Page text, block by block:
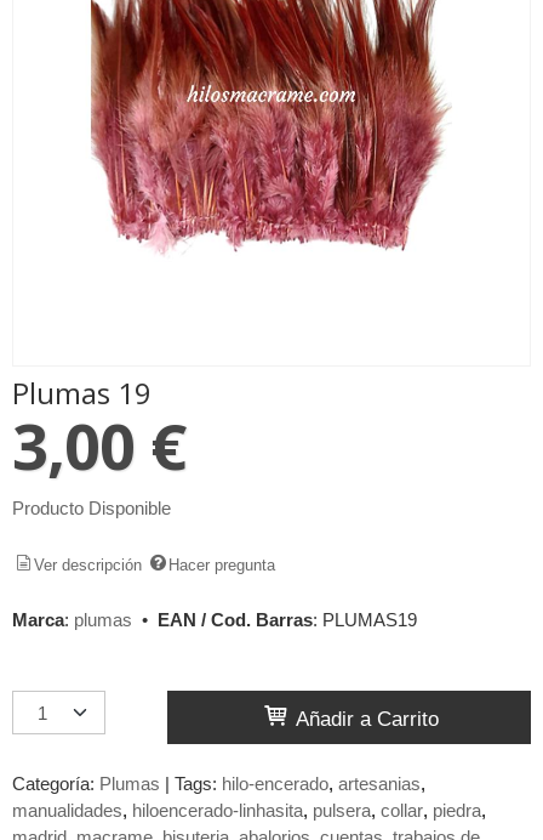
Plumas 19
3,00 €
Producto Disponible
Ver descripción Hacer pregunta
Marca: plumas • EAN / Cod. Barras: PLUMAS19
Añadir a Carrito
Categoría: Plumas | Tags: hilo-encerado artesanias
manualidades hiloencerado-linhasita pulsera collar piedra